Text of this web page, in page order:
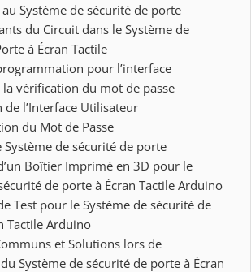
Système de sécurité de porte
du Circuit dans le Système de
à Écran Tactile
pour l’interface
vérification du mot de passe
de l’Interface Utilisateur
du Mot de Passe
Système de sécurité de porte
Boîtier Imprimé en 3D pour le
de porte à Écran Tactile Arduino
Test pour le Système de sécurité de
Tactile Arduino
et Solutions lors de
Système de sécurité de porte à Écran